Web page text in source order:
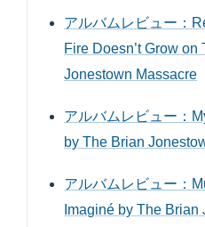
アルバムレビュー：
Fire Doesn’t Grow
Jonestown Massacre
アルバムレビュー：
by The Brian
アルバムレビュー：
Imaginé by The